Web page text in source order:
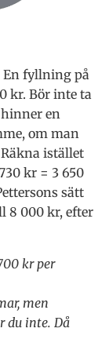
En fyllning på
kr. Bör inte ta
en
om man
istället
kr = 3 650
sätt
8 000 kr, efter
kr per
men
du inte. Då